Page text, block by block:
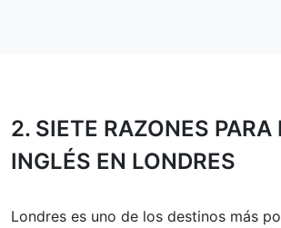
2. SIETE RAZONES PARA
INGLÉS EN LONDRES
Londres es uno de los destinos más